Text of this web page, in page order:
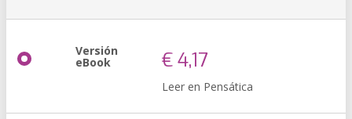
Versión
eBook € 4,17
Leer en Pensática